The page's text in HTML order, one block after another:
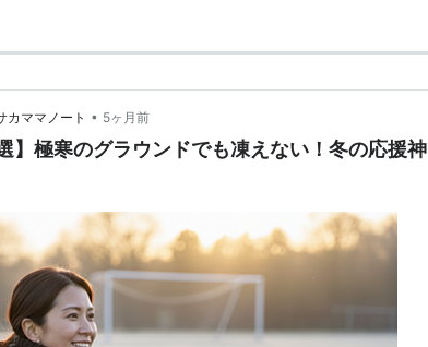
カママノート • 5ヶ月前
】極寒のグラウンドでも凍えない！冬の応援神